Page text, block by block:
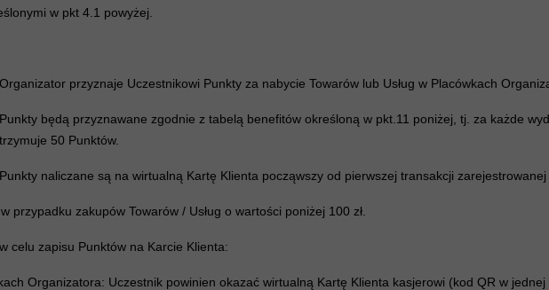
w pkt 4.1 powyżej.
przyznaje Uczestnikowi Punkty za nabycie Towarów lub Usług w Placówkach
będą przyznawane zgodnie z tabelą benefitów określoną w pkt.11 poniżej, tj. za każde
50 Punktów.
naliczane są na wirtualną Kartę Klienta począwszy od pierwszej transakcji
przypadku zakupów Towarów / Usług o wartości poniżej 100 zł.
celu zapisu Punktów na Karcie Klienta:
Organizatora: Uczestnik powinien okazać wirtualną Kartę Klienta kasjerowi (kod QR w